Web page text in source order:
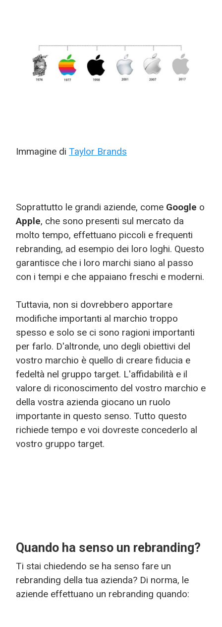
Immagine di Taylor Brands
Soprattutto le grandi aziende, come Google o
Apple, che sono presenti sul mercato da
molto tempo, effettuano piccoli e frequenti
rebranding, ad esempio dei loro loghi. Questo
garantisce che i loro marchi siano al passo
con i tempi e che appaiano freschi e moderni.
Tuttavia, non si dovrebbero apportare
modifiche importanti al marchio troppo
spesso e solo se ci sono ragioni importanti
per farlo. D'altronde, uno degli obiettivi del
vostro marchio è quello di creare fiducia e
fedeltà nel gruppo target. L'affidabilità e il
valore di riconoscimento del vostro marchio e
della vostra azienda giocano un ruolo
importante in questo senso. Tutto questo
richiede tempo e voi dovreste concederlo al
vostro gruppo target.
Quando ha senso un rebranding?
Ti stai chiedendo se ha senso fare un
rebranding della tua azienda? Di norma, le
aziende effettuano un rebranding quando: